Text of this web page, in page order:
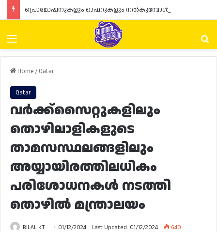
Menu
Home/ Qatar
Qatar
വർക്ക്‌സൈറ്റുകളിലും
തൊഴിലാളികളുടെ
താമസസ്ഥലങ്ങളിലും
അയ്യായിരത്തിലധികം
പരിശോധനകൾ നടത്തി
തൊഴിൽ മന്ത്രാലയം
BILAL KT 01/12/2024 Last Updated: 01/12/2024
640